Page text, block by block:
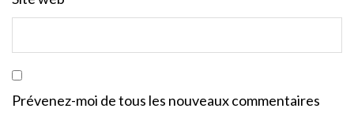
Prévenez-moi de tous les nouveaux commentaires